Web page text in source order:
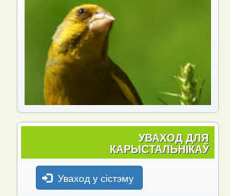
УВАХОД ДЛЯ
КАРЫСТАЛЬНІКАЎ
Уваход у сістэму